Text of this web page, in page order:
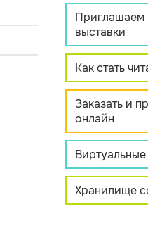
Приглашаем
выставки
Как стать
Заказать и
онлайн
Хранилище